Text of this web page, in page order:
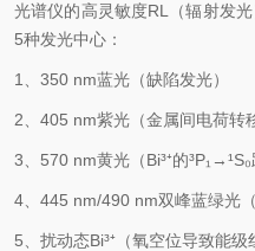
光谱仪的高灵敏度RL（辐射发
5种发光中心：
1、350 nm蓝光（缺陷发光）
2、405 nm紫光（金属间电荷转
3、570 nm黄光（Bi³⁺的³P₁ →¹S₀
4、445 nm/490 nm双峰蓝绿光
5、扰动态Bi³⁺ （氧空位导致能级